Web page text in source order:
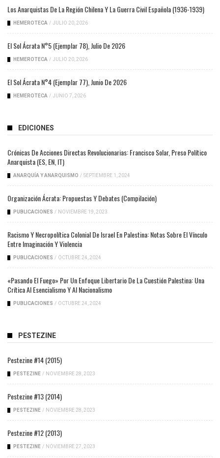
Los Anarquistas De La Región Chilena Y La Guerra Civil Española (1936-1939)
HEMEROTECA / JULIO 20, 2026
El Sol Ácrata N°5 (ejemplar 78), Julio De 2026
HEMEROTECA / JULIO 20, 2026
El Sol Ácrata N°4 (ejemplar 77), Junio De 2026
HEMEROTECA / JUNIO 7, 2026
EDICIONES
Crónicas De Acciones Directas Revolucionarias: Francisco Solar, Preso Político
Anarquista (ES, EN, IT)
ANARQUÍA Y ANARQUISMO / SEPTIEMBRE 1, 2024
Organización Ácrata: Propuestas Y Debates (compilación)
PUBLICACIONES / NOVIEMBRE 19, 2023
Racismo Y Necropolítica Colonial De Israel En Palestina: Notas Sobre El Vínculo
Entre Imaginación Y Violencia
PUBLICACIONES / OCTUBRE 24, 2024
«Pasando El Fuego» Por Un Enfoque Libertario De La Cuestión Palestina: Una
Crítica Al Esencialismo Y Al Nacionalismo
PUBLICACIONES / OCTUBRE 24, 2024
PESTEZINE
Pestezine #14 (2015)
PESTEZINE / NOVIEMBRE 28, 2023
Pestezine #13 (2014)
PESTEZINE / NOVIEMBRE 28, 2023
Pestezine #12 (2013)
PESTEZINE / NOVIEMBRE 27, 2023